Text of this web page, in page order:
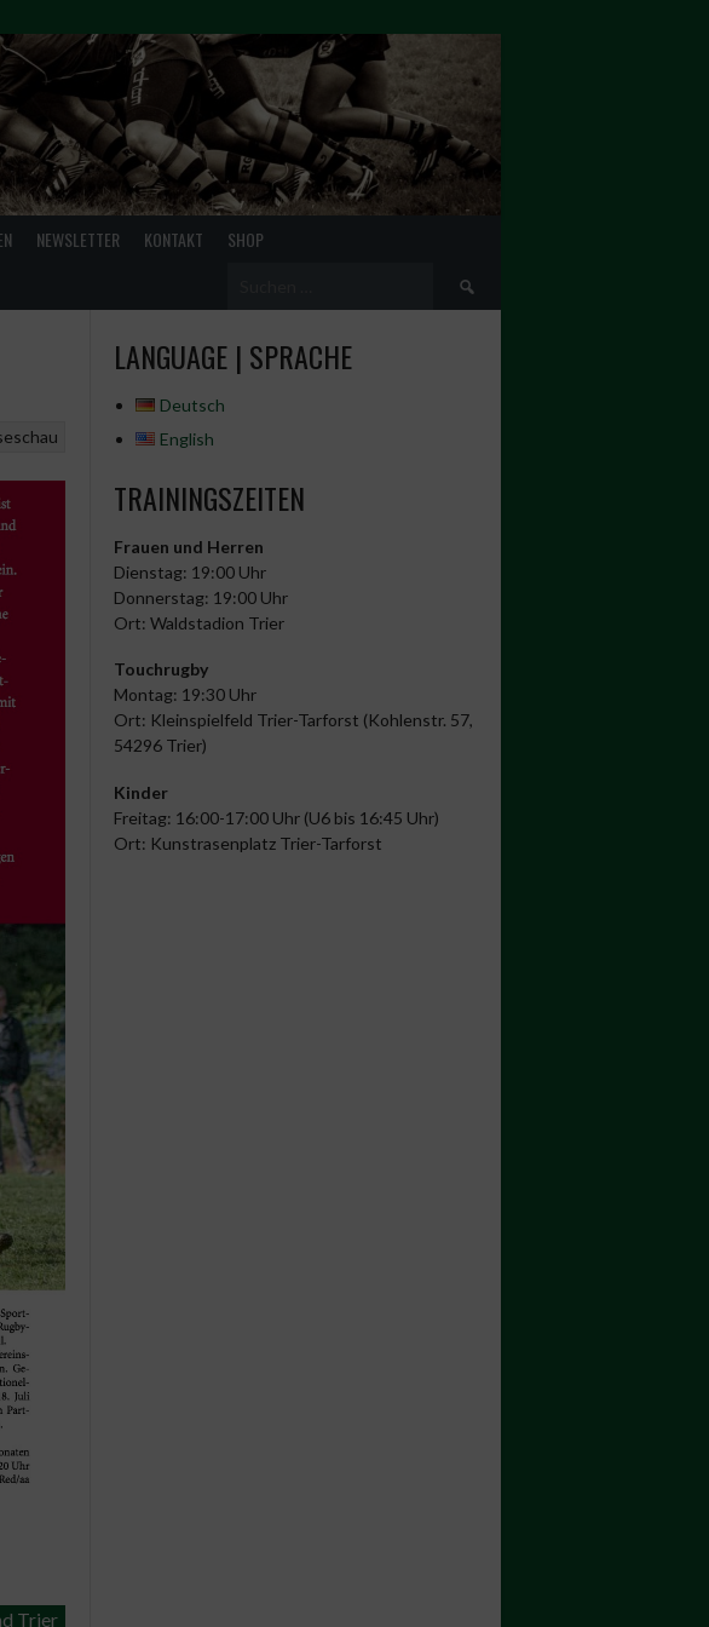
NEWSLETTER KONTAKT SHOP
Suchen
Trier
LANGUAGE | SPRACHE
Deutsch
English
TRAININGSZEITEN
Frauen und Herren
Dienstag: 19:00 Uhr
Donnerstag: 19:00 Uhr
Ort: Waldstadion Trier
Touchrugby
Montag: 19:30 Uhr
Ort: Kleinspielfeld Trier-Tarforst (Kohlenstr. 57,
54296 Trier)
Kinder
Freitag: 16:00-17:00 Uhr (U6 bis 16:45 Uhr)
Ort: Kunstrasenplatz Trier-Tarforst